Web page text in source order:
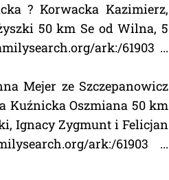
? Korwacka Kazimierz,
50 km Se od Wilna, 5
ark:/61903 ...
Mejer ze Szczepanowicz
Kuźnicka Oszmiana 50 km
Ignacy Zygmunt i Felicjan
ark:/61903 ...